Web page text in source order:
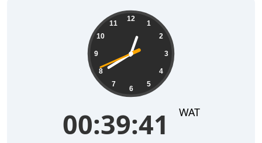
12
1
2
3
4
5
6
7
8
9
10
11
00:39:43 WAT